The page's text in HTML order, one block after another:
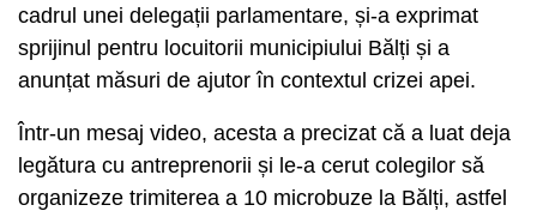
cadrul unei delegații parlamentare, și-a exprimat
sprijinul pentru locuitorii municipiului Bălți și a
anunțat măsuri de ajutor în contextul crizei apei.
Într-un mesaj video, acesta a precizat că a luat deja
legătura cu antreprenorii și le-a cerut colegilor să
organizeze trimiterea a 10 microbuze la Bălți, astfel